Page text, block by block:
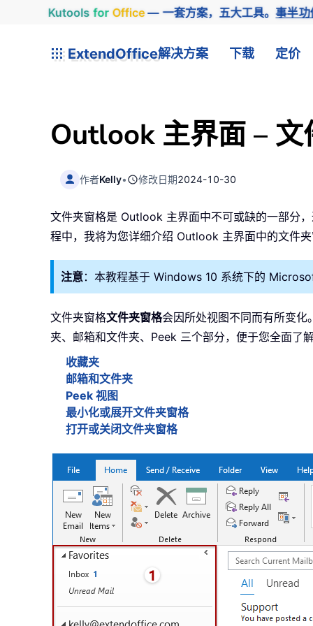
Kutools for Office— 一套方案，五大工具。事半
ExtendOffice解决方案 下载 定价
Outlook 主界面 – 文
作者Kelly• 修改日期2024-10-30
文件夹窗格是 Outlook 主界面中不可或缺的一部分
程中，我将为您详细介绍 Outlook 主界面中的文件
注意：本教程基于 Windows 10 系统下的
文件夹窗格文件夹窗格会因所处视图不同而有所变
夹、邮箱和文件夹、Peek 三个部分，便于您全面了
收藏夹
邮箱和文件夹
Peek 视图
最小化或展开文件夹窗格
打开或关闭文件夹窗格